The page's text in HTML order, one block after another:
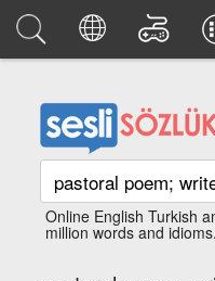
Online English Turkish
million words and idioms.